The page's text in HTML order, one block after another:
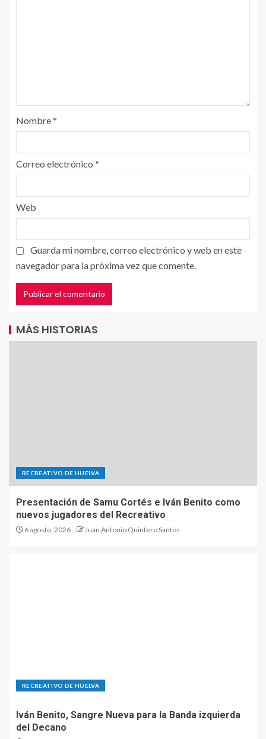
Nombre*
Correo electrónico *
Web
Guarda mi nombre, correo electrónico y web en este
navegador para la próxima vez que comente.
MÁS HISTORIAS
RECREATIVO DE HUELVA
Presentación de Samu Cortés e Iván Benito como
nuevos jugadores del Recreativo
6 agosto, 2026 Juan Antonio Quintero Santos
RECREATIVO DE HUELVA
Iván Benito, Sangre Nueva para la Banda izquierda
del Decano